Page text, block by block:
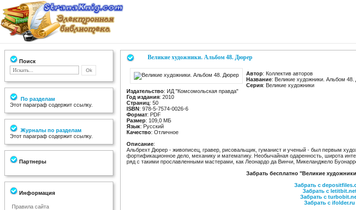
Поиск
По разделам
Этот параграф содержит ссылку.
Журналы по разделам
Этот параграф содержит ссылку.
Партнеры
Информация
Правила сайта
Великие художники. Альбом 48. Дюрер
Автор: Коллектив авторов
Название: Великие художники. Альбом
Серия: Великие художники
Издательство: ИД "Комсомольская правда"
Год издания: 2010
Страниц: 50
ISBN: 978-5-7574-0026-6
Формат: PDF
Размер: 109,0 МБ
Язык: Русский
Качество: Отличное
Описание:
Альбрехт Дюрер - живописец, гравер, рисовальщик, гуманист и ученый - был первым
фортификационное дело, механику и математику. Необычайная одаренность, широта
ряд с такими прославленными мастерами, как Леонардо да Винчи, Микеланджело
Забрать бесплатно "Великие
Забрать с
Забрать с
Забрать с
Забрать с ifolder.ru